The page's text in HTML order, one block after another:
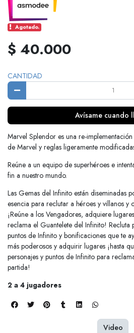
Agotado.
$ 40.000
CANTIDAD
Avísame cuando
Marvel Splendor es una re-
de Marvel y reglas ligeramente
Reúne a un equipo de superhéroes e
fin a nuestro mundo.
Las Gemas del Infinito están diseminadas
esencia para reclutar a héroes y villanos y
¡Reúne a los Vengadores, adquiere
reclama el Guantelete del Infinito! Recluta
puntos de Infinito y bonificaciones que te
más poderosos y adquirir lugares ¡hasta
personajes y puntos de Infinito para
partida!
2 a 4 jugadores
Video